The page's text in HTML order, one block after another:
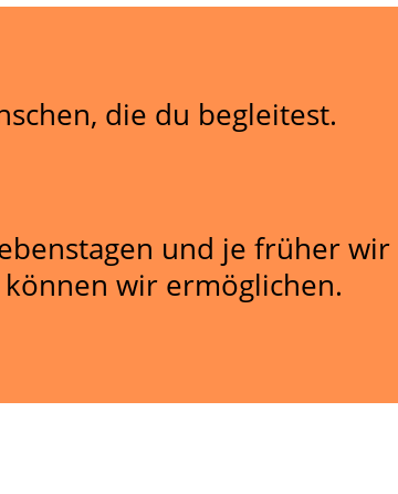
die du begleitest.
und je früher wir
wir ermöglichen.